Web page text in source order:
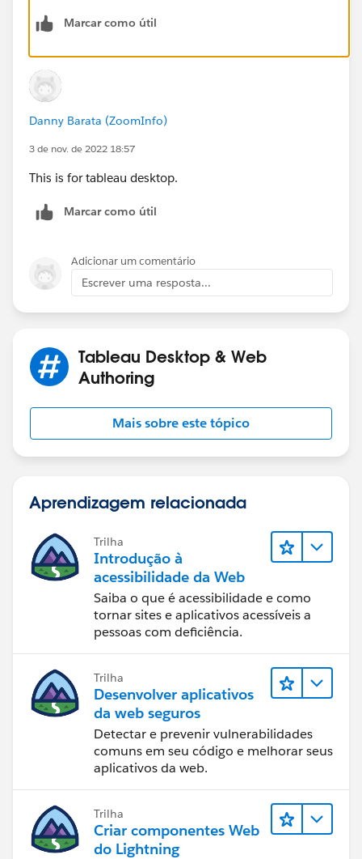
Marcar como útil
Danny Barata (ZoomInfo)
3 de nov. de 2022 18:57
This is for tableau desktop.
Marcar como útil
Adicionar um comentário
Escrever uma resposta...
Tableau Desktop & Web
Authoring
Mais sobre este tópico
Aprendizagem relacionada
Trilha
Introdução à
acessibilidade da Web
Saiba o que é acessibilidade e como
tornar sites e aplicativos acessíveis a
pessoas com deficiência.
Trilha
Desenvolver aplicativos
da web seguros
Detectar e prevenir vulnerabilidades
comuns em seu código e melhorar seus
aplicativos da web.
Trilha
Criar componentes Web
do Lightning